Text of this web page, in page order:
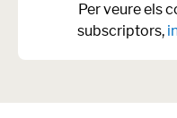
Per veure els
subscriptors,